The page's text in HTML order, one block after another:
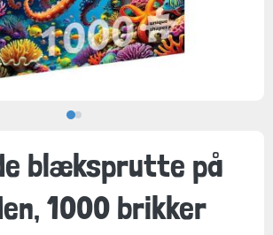
blæksprutte på
1000 brikker